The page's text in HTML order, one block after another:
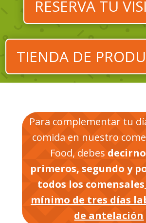
RESERVA TU
TIENDA DE
Para complementar tu
comida en nuestro
Food, debes
primeros, segundo y
todos los comensales
mínimo de tres días
de antelación